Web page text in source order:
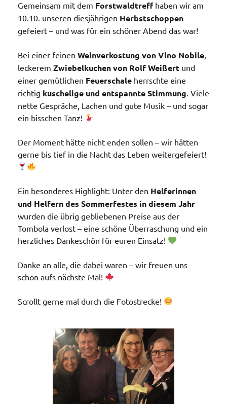
Gemeinsam mit dem Forstwaldtreffhaben wir am
10.10. unseren diesjährigen Herbstschoppen
gefeiert – und was für ein schöner Abend das war!
Bei einer feinen Weinverkostung von Vino Nobile
leckerem Zwiebelkuchen von Rolf Weißert und
einer gemütlichen Feuerschale herrschte eine
richtig kuschelige und entspannte Stimmung . Viele
nette Gespräche, Lachen und gute Musik – und sogar
ein bisschen Tanz!
Der Moment hätte nicht enden sollen – wir hätten
gerne bis tief in die Nacht das Leben weitergefeiert!
Ein besonderes Highlight: Unter den Helferinnen
und Helfern des Sommerfestes in diesem Jahr
wurden die übrig gebliebenen Preise aus der
Tombola verlost – eine schöne Überraschung und ein
herzliches Dankeschön für euren Einsatz!
Danke an alle, die dabei waren – wir freuen uns
schon aufs nächste Mal!
Scrollt gerne mal durch die Fotostrecke!